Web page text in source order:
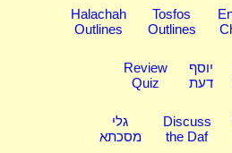
Halachah
Outlines
Tosfos
Outlines
Review
Quiz
יוסף
דעת
גלי
מסכתא
Discuss
the Daf